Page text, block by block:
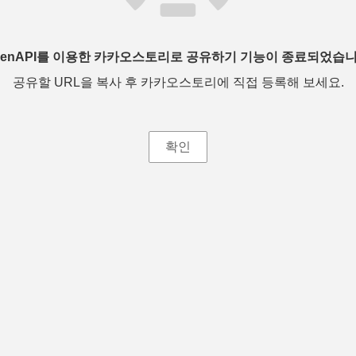
를 이용한 카카오스토리로 공유하기 기능이 종료되었습
공유할 URL을 복사 후 카카오스토리에 직접 등록해 보세요.
확인